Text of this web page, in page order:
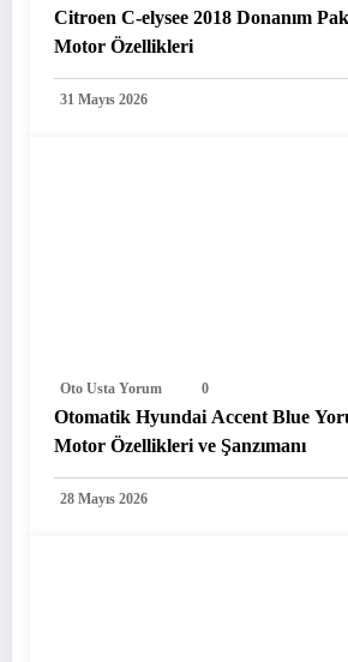
Citroen C-elysee 2018 Donanım
Motor Özellikleri
31 Mayıs 2026
Oto Usta Yorum 0
Otomatik Hyundai Accent Blue
Motor Özellikleri ve Şanzımanı
28 Mayıs 2026